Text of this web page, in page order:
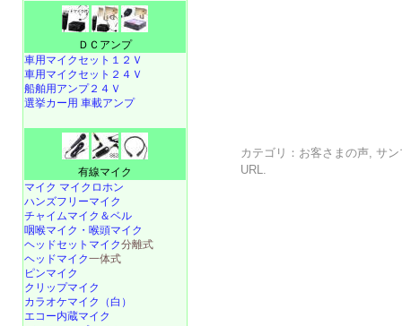
カテゴリ： お客さまの声,サン
URL.
ＤＣアンプ
車用マイクセット１２Ｖ
車用マイクセット２４Ｖ
船舶用アンプ２４Ｖ
選挙カー用 車載アンプ
有線マイク
マイク マイクロホン
ハンズフリーマイク
チャイムマイク＆ベル
咽喉マイク・喉頭マイク
ヘッドセットマイク分離式
ヘッドマイク一体式
ピンマイク
クリップマイク
カラオケマイク（白）
エコー内蔵マイク